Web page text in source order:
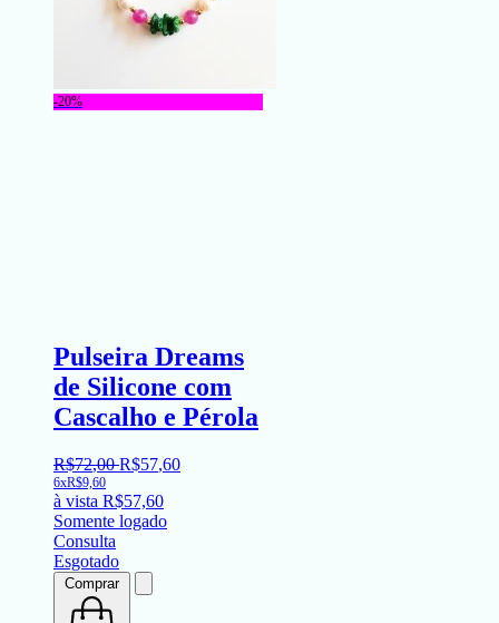
-20%
Pulseira Dreams
de Silicone com
Cascalho e Pérola
R$72,00 R$57,60
6xR$9,60
à vista R$57,60
Somente logado
Consulta
Esgotado
Comprar